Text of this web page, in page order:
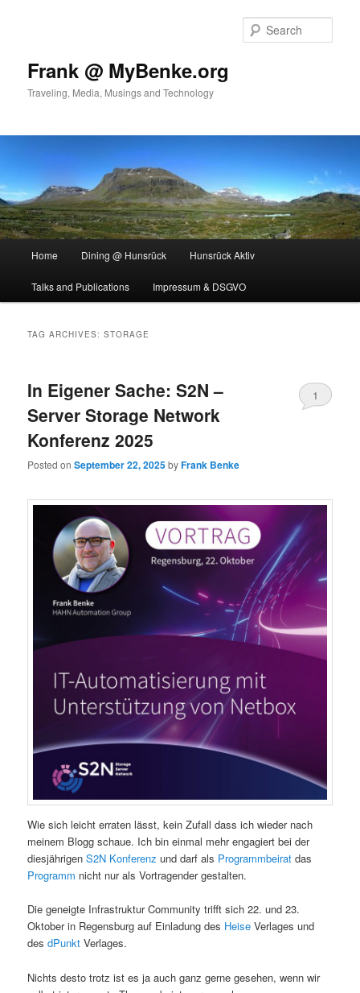
Frank @ MyBenke.org
Traveling, Media, Musings and Technology
Home Dining @ Hunsrück Hunsrück Aktiv
Talks and Publications Impressum & DSGVO
TAG ARCHIVES:STORAGE
In Eigener Sache: S2N –
Server Storage Network
Konferenz 2025
Posted onSeptember 22, 2025byFrank Benke
1
Wie sich leicht erraten lässt, kein Zufall dass ich wieder nach
meinem Blogg schaue. Ich bin einmal mehr engagiert bei der
diesjährigenS2N Konferenz und darf als Programmbeirat das
Programm nicht nur als Vortragender gestalten.
Die geneigte Infrastruktur Community trifft sich 22. und 23.
Oktober in Regensburg auf Einladung des HeiseVerlages und
desdPunktVerlages.
Nichts desto trotz ist es ja auch ganz gerne gesehen, wenn wir